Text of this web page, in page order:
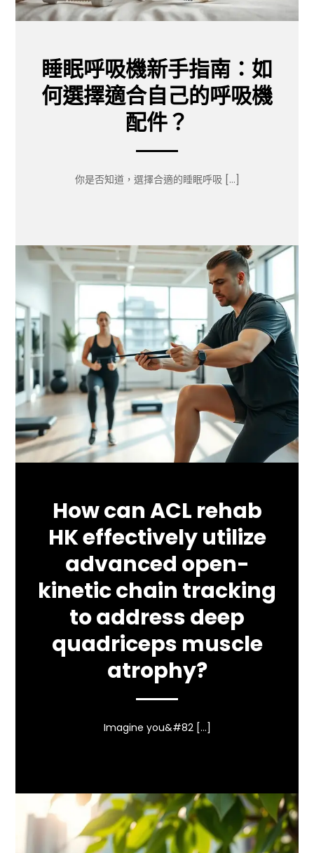
睡眠呼吸機新手指南：如
何選擇適合自己的呼吸機
配件？
你是否知道，選擇合適的睡眠呼吸 […]
How can ACL rehab
HK effectively utilize
advanced open-
kinetic chain tracking
to address deep
quadriceps muscle
atrophy?
Imagine you&#82 […]